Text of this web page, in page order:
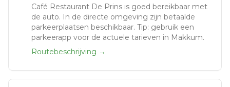
Café Restaurant De Prins is goed bereikbaar met
de auto. In de directe omgeving zijn betaalde
parkeerplaatsen beschikbaar. Tip: gebruik een
parkeerapp voor de actuele tarieven in Makkum.
Routebeschrijving →